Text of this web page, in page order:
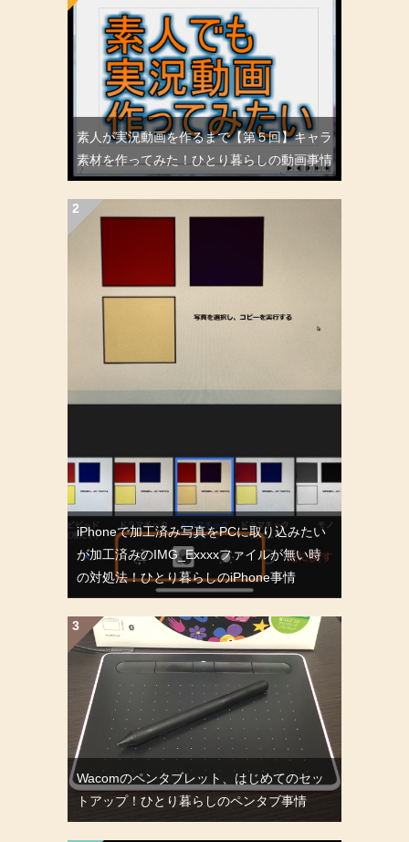
素人が実況動画を作るまで【第５回】キャラ
素材を作ってみた！ひとり暮らしの動画事情
iPhoneで加工済み写真をPCに取り込みたい
が加工済みのIMG_Exxxxファイルが無い時
の対処法！ひとり暮らしのiPhone事情
Wacomのペンタブレット、はじめてのセッ
トアップ！ひとり暮らしのペンタブ事情